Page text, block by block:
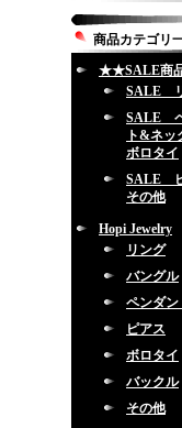
商品カテゴリ
★★SALE商
SALE
SALE
ト&ネ
ボロタイ
SALE
その他
Hopi Jewelry
リング
バングル
ペンダン
ピアス
ボロタイ
バックル
その他